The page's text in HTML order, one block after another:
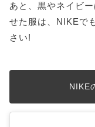
あと、黒やネイビ
せた服は、NIKEで
さい!
NIKE